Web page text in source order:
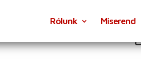
Rólunk Miserend
24 éveseknek: Légy